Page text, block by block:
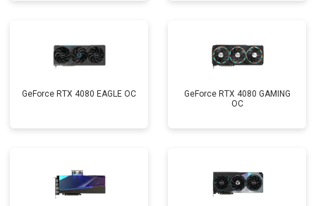
GeForce RTX 4080 EAGLE OC
GeForce RTX 4080 GAMING
OC